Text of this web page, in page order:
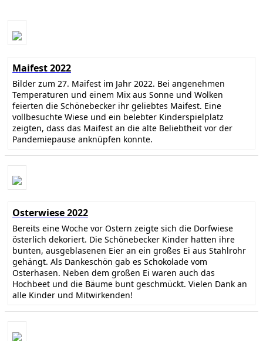
Maifest 2022
Bilder zum 27. Maifest im Jahr 2022. Bei angenehmen
Temperaturen und einem Mix aus Sonne und Wolken
feierten die Schönebecker ihr geliebtes Maifest. Eine
vollbesuchte Wiese und ein belebter Kinderspielplatz
zeigten, dass das Maifest an die alte Beliebtheit vor der
Pandemiepause anknüpfen konnte.
Osterwiese 2022
Bereits eine Woche vor Ostern zeigte sich die Dorfwiese
österlich dekoriert. Die Schönebecker Kinder hatten ihre
bunten, ausgeblasenen Eier an ein großes Ei aus Stahlrohr
gehängt. Als Dankeschön gab es Schokolade vom
Osterhasen. Neben dem großen Ei waren auch das
Hochbeet und die Bäume bunt geschmückt. Vielen Dank an
alle Kinder und Mitwirkenden!